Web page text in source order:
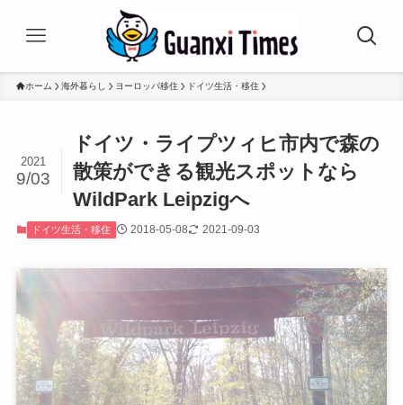
ホーム 海外暮らし ヨーロッパ移住 ドイツ生活・移住
ドイツ・ライプツィヒ市内で森の
散策ができる観光スポットなら
WildPark Leipzigへ
2021
9/03
ドイツ生活・移住 2018-05-08 2021-09-03